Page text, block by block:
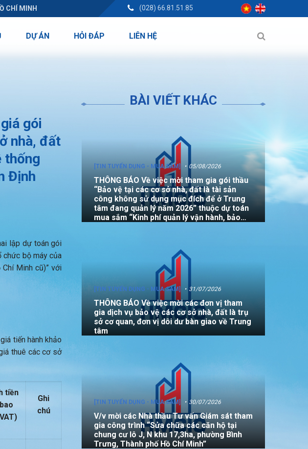
CHÍ MINH (028) 66.81.51.85
DỰ ÁN HỎI ĐÁP LIÊN HỆ
gói
nhà, đất
thống
Định
lập dự toán gói
chức bộ máy của
Minh cũ)” với
tiến hành khảo
thuê các cơ sở
tiền
Ghi
chú
BÀI VIẾT KHÁC
[TIN TUYỂN DỤNG - MUA SẮM] 05/08/2026
THÔNG BÁO Về việc mời tham gia gói thầu
“Bảo vệ tại các cơ sở nhà, đất là tài sản
công không sử dụng mục đích để ở Trung
tâm đang quản lý năm 2026” thuộc dự toán
mua sắm “Kinh phí quản lý vận hành, bảo
[TIN TUYỂN DỤNG - MUA SẮM] 31/07/2026
THÔNG BÁO Về việc mời các đơn vị tham
gia dịch vụ bảo vệ các cơ sở nhà, đất là trụ
sở cơ quan, đơn vị dôi dư bàn giao về Trung
tâm
[TIN TUYỂN DỤNG - MUA SẮM] 30/07/2026
V/v mời các Nhà thầu Tư vấn Giám sát tham
gia công trình “Sửa chữa các căn hộ tại
chung cư lô J, N khu 17,3ha, phường Bình
Trưng, Thành phố Hồ Chí Minh”